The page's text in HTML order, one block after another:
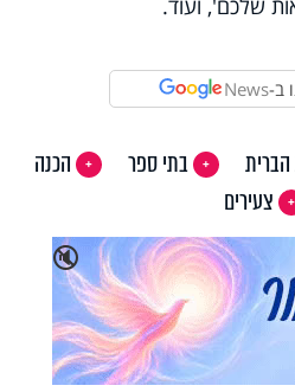
שלכם', ועוד.
ב-News
בתי ספר
הכנה
צעירים
🔇